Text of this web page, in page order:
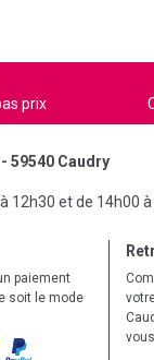
prix
59540 Caudry
12h30 et de 14h00
paiement
soit le mode